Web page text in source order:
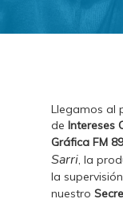
Llegamos al
deIntereses
Gráfica FM
Sarri, la
la
nuestro